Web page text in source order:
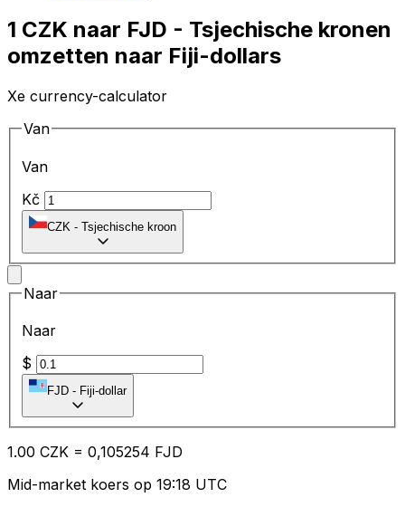
1 CZK naar FJD - Tsjechische kronen
omzetten naar Fiji-dollars
Xe currency-calculator
Van
Van
Kč
CZK - Tsjechische kroon
Naar
Naar
$
FJD - Fiji-dollar
1.00 CZK = 0,105254 FJD
Mid-market koers op 19:18 UTC